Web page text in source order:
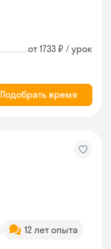
от 1733 ₽ / урок
Подобрать время
12 лет опыта